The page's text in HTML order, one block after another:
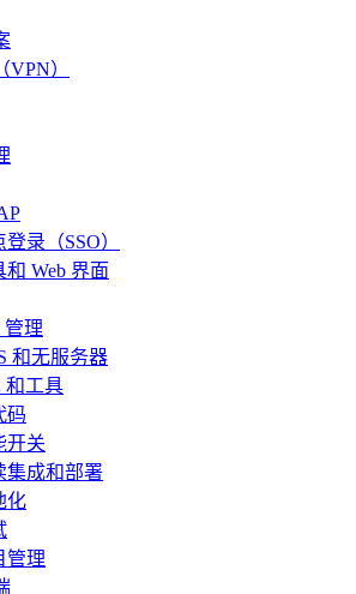
）
录（SSO）
Web 界面
管理
和无服务器
和工具
码
开关
集成和部署
化
管理